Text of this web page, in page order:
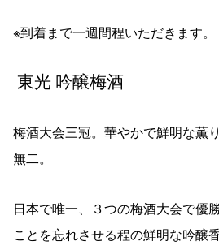
※到着まで一週間程いただきます。
東光 吟醸梅酒
梅酒大会三冠。華やかで鮮明な薫
無二。
日本で唯一、３つの梅酒大会で優
ことを忘れさせる程の鮮明な吟醸